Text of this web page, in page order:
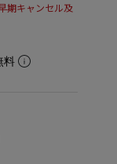
期キャンセル及
料